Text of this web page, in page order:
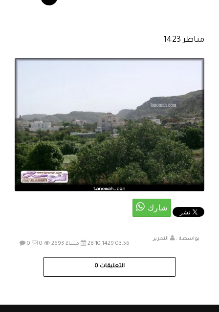
مناظر 1423
بواسطة :
التحرير
28-10-1429 03:56 مساءً
0 0 2693
التعليقات 0